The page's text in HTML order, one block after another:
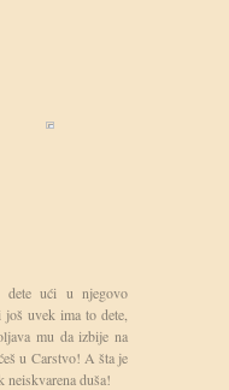
dete ući u njegovo
uvek ima to dete,
mu da izbije na
u Carstvo! A šta je
neiskvarena duša!